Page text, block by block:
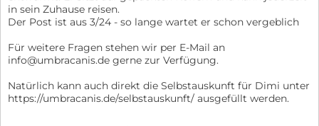
in sein Zuhause reisen.
Der Post ist aus 3/24 - so lange wartet er schon vergeblich
Für weitere Fragen stehen wir per E-Mail an
info@umbracanis.de gerne zur Verfügung.
Natürlich kann auch direkt die Selbstauskunft für Dimi unter
https://umbracanis.de/selbstauskunft/ ausgefüllt werden.